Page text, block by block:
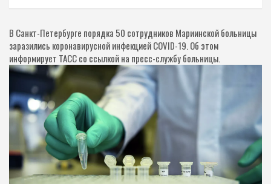
В Санкт-Петербурге порядка 50 сотрудников Мариинской больницы
заразились коронавирусной инфекцией COVID-19. Об этом
информирует ТАСС со ссылкой на пресс-службу больницы.